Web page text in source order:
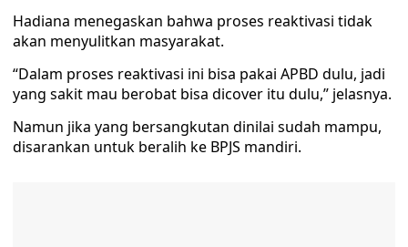
Hadiana menegaskan bahwa proses reaktivasi tidak
akan menyulitkan masyarakat.
“Dalam proses reaktivasi ini bisa pakai APBD dulu, jadi
yang sakit mau berobat bisa dicover itu dulu,” jelasnya.
Namun jika yang bersangkutan dinilai sudah mampu,
disarankan untuk beralih ke BPJS mandiri.